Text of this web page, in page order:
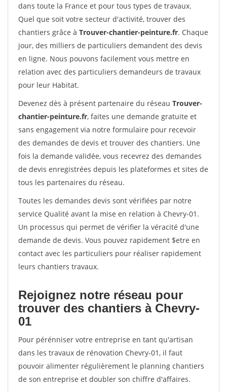
dans toute la France et pour tous types de travaux.
Quel que soit votre secteur d'activité, trouver des
chantiers grâce à Trouver-chantier-peinture.fr. Chaque
jour, des milliers de particuliers demandent des devis
en ligne. Nous pouvons facilement vous mettre en
relation avec des particuliers demandeurs de travaux
pour leur Habitat.
Devenez dès à présent partenaire du réseau Trouver-
chantier-peinture.fr, faites une demande gratuite et
sans engagement via notre formulaire pour recevoir
des demandes de devis et trouver des chantiers. Une
fois la demande validée, vous recevrez des demandes
de devis enregistrées depuis les plateformes et sites de
tous les partenaires du réseau.
Toutes les demandes devis sont vérifiées par notre
service Qualité avant la mise en relation à Chevry-01.
Un processus qui permet de vérifier la véracité d'une
demande de devis. Vous pouvez rapidement $etre en
contact avec les particuliers pour réaliser rapidement
leurs chantiers travaux.
Rejoignez notre réseau pour
trouver des chantiers à Chevry-
01
Pour pérénniser votre entreprise en tant qu'artisan
dans les travaux de rénovation Chevry-01, il faut
pouvoir alimenter régulièrement le planning chantiers
de son entreprise et doubler son chiffre d'affaires.